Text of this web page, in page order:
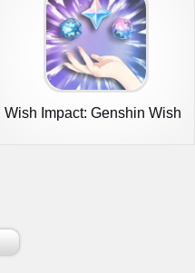
Wish Impact: Genshin Wish